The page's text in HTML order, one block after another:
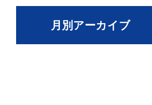
月別アーカイブ